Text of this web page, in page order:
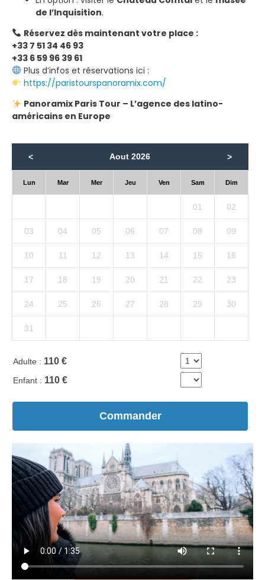
de l’Inquisition.
Réservez dès maintenant votre place :
+33 7 51 34 46 93
+33 6 59 96 39 61
Plus d’infos et réservations ici :
https://paristourspanoramix.com/
Panoramix Paris Tour – L’agence des latino-
américains en Europe